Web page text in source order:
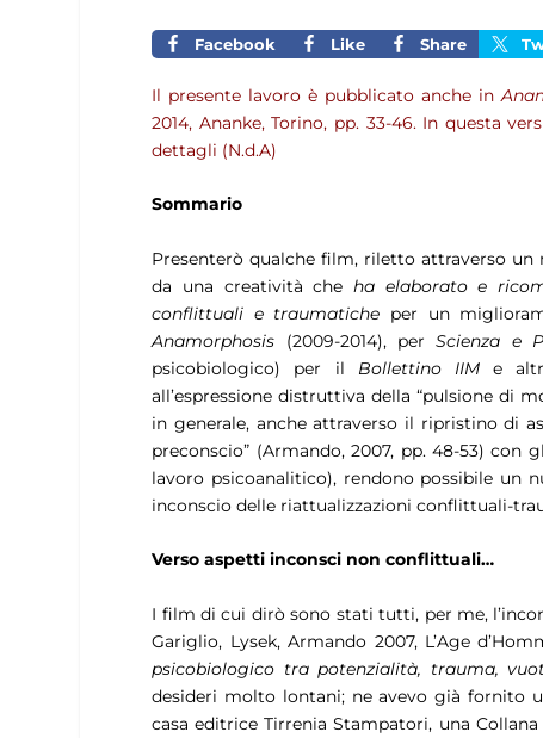
Facebook Like Share
Il presente lavoro è pubblicato anche in
2014, Ananke, Torino, pp. 33-46. In questa
dettagli (N.d.A)
Sommario
Presenterò qualche film, riletto attraverso un
da una creatività che ha elaborato e
conflittuali e traumatiche per un
Anamorphosis (2009-2014), perScienza e
psicobiologico) per il Bollettino IIMe
all’espressione distruttiva della “pulsione di
in generale, anche attraverso il ripristino di
preconscio” (Armando, 2007, pp. 48-53)
lavoro psicoanalitico), rendono possibile un
inconscio delle riattualizzazioni conflittuali-
Verso aspetti inconsci non conflittuali…
I film di cui dirò sono stati tutti, per me,
Gariglio, Lysek, Armando 2007, L’Age
psicobiologico tra potenzialità, trauma,
desideri molto lontani; ne avevo già fornito
casa editrice Tirrenia Stampatori, una